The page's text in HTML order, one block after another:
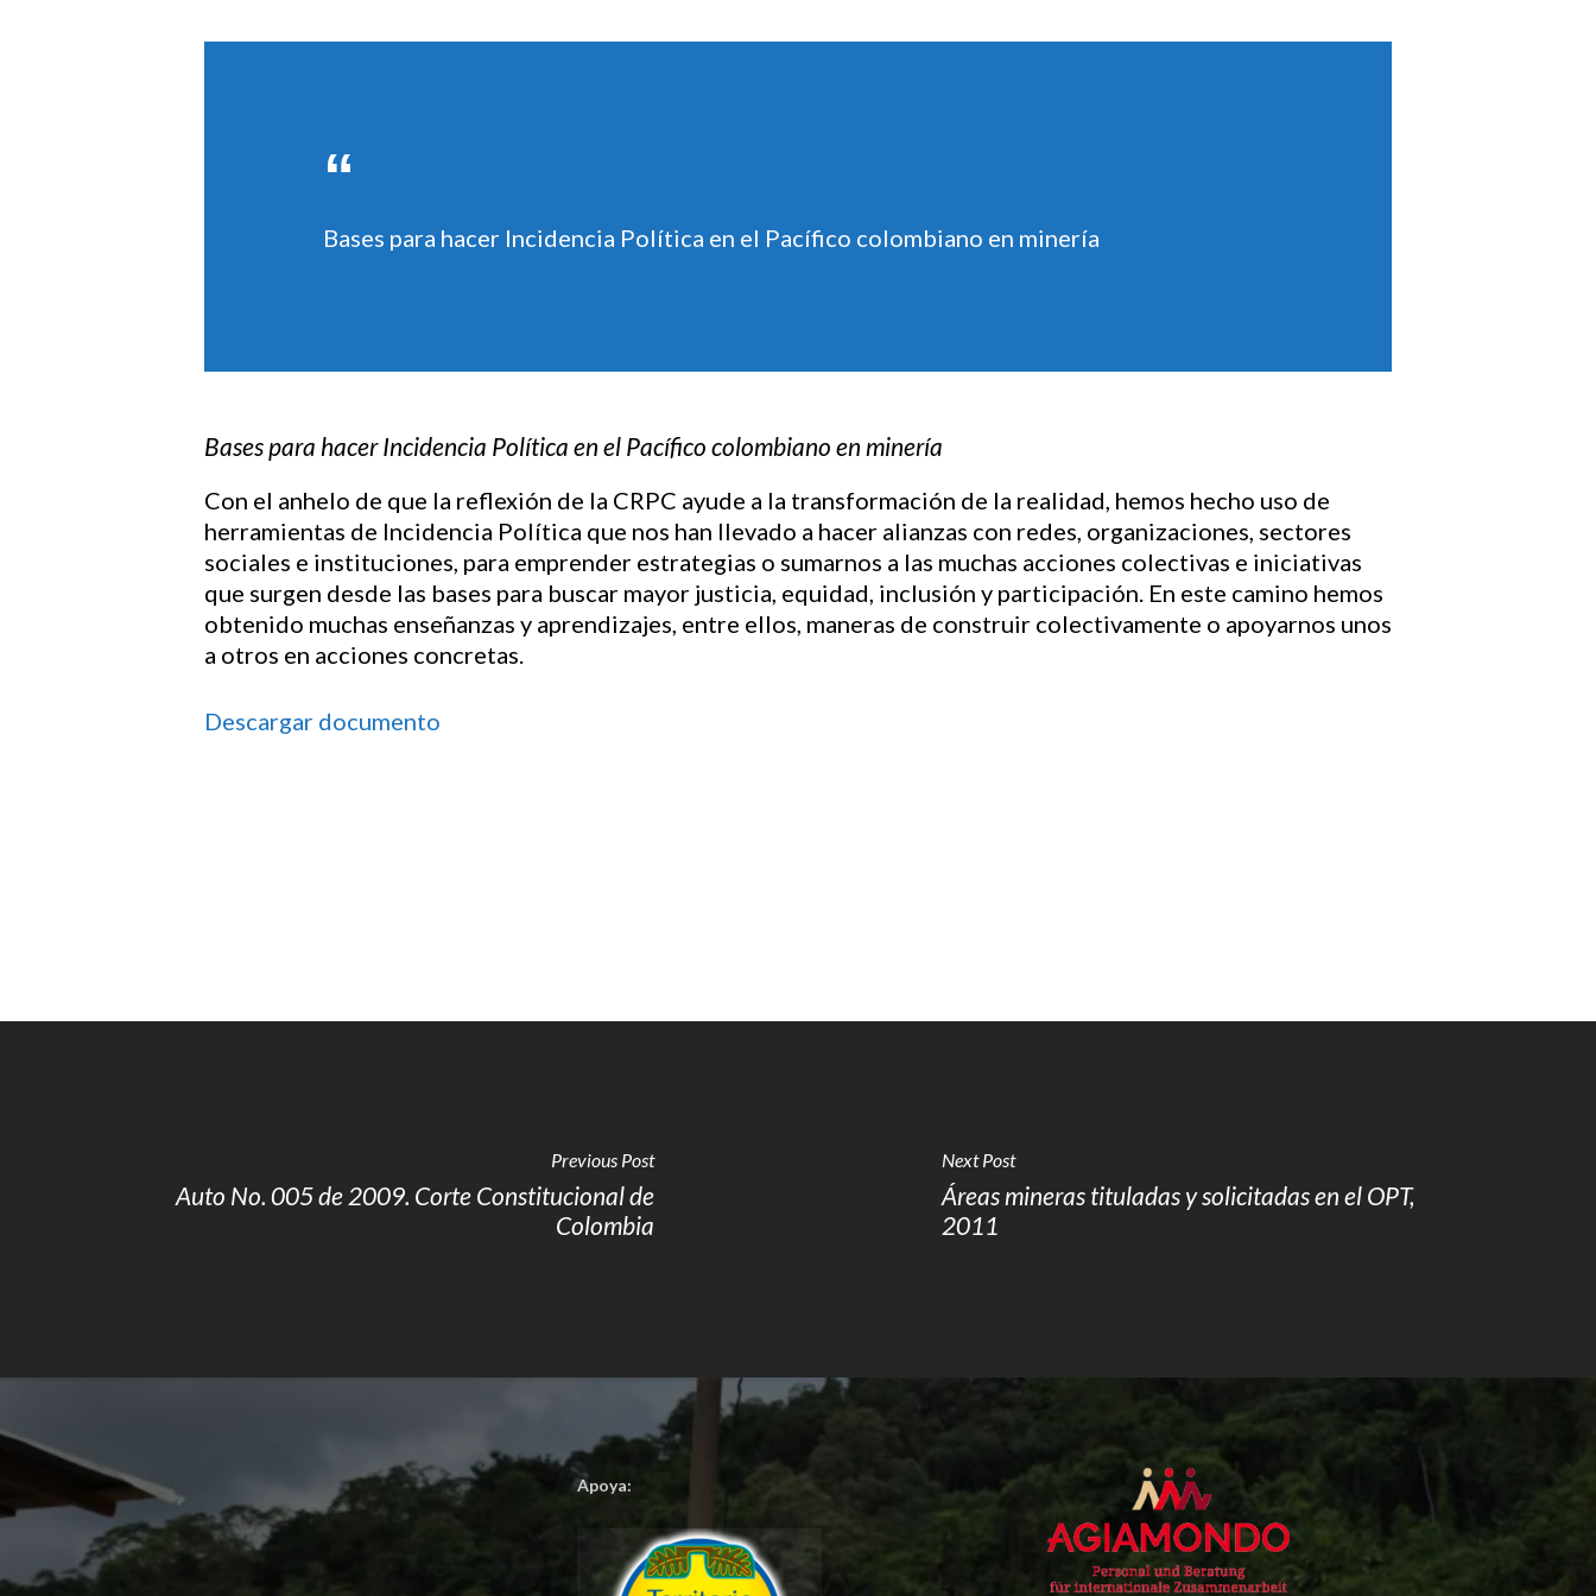
Bases para hacer Incidencia Política en el Pacífico colombiano en minería
Bases para hacer Incidencia Política en el Pacífico colombiano en minería
Con el anhelo de que la reflexión de la CRPC ayude a la transformación de la realidad, hemos hecho uso de
herramientas de Incidencia Política que nos han llevado a hacer alianzas con redes, organizaciones, sectores
sociales e instituciones, para emprender estrategias o sumarnos a las muchas acciones colectivas e iniciativas
que surgen desde las bases para buscar mayor justicia, equidad, inclusión y participación. En este camino hemos
obtenido muchas enseñanzas y aprendizajes, entre ellos, maneras de construir colectivamente o apoyarnos unos
a otros en acciones concretas.
Descargar documento
Previous Post
Auto No. 005 de 2009. Corte Constitucional de
Colombia
Next Post
Áreas mineras tituladas y solicitadas en el OPT,
2011
Apoya: